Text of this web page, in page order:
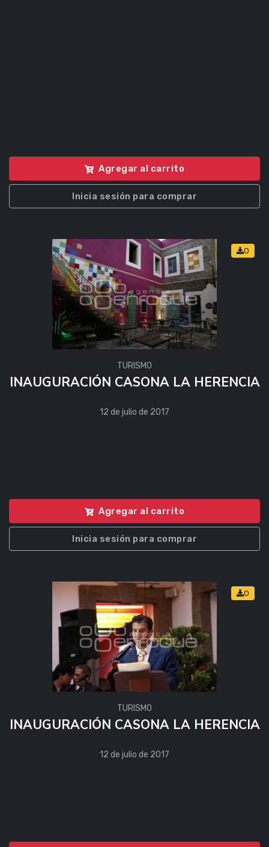
Agregar al carrito
Inicia sesión para comprar
0
TURISMO
INAUGURACIÓN CASONA LA HERENCIA
12 de julio de 2017
Agregar al carrito
Inicia sesión para comprar
0
TURISMO
INAUGURACIÓN CASONA LA HERENCIA
12 de julio de 2017